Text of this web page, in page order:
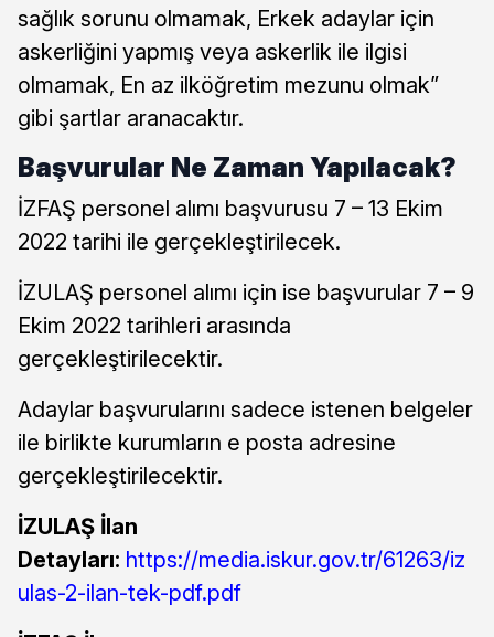
sağlık sorunu olmamak, Erkek adaylar için
askerliğini yapmış veya askerlik ile ilgisi
olmamak, En az ilköğretim mezunu olmak”
gibi şartlar aranacaktır.
Başvurular Ne Zaman Yapılacak?
İZFAŞ personel alımı başvurusu 7 – 13 Ekim
2022 tarihi ile gerçekleştirilecek.
İZULAŞ personel alımı için ise başvurular 7 – 9
Ekim 2022 tarihleri arasında
gerçekleştirilecektir.
Adaylar başvurularını sadece istenen belgeler
ile birlikte kurumların e posta adresine
gerçekleştirilecektir.
İZULAŞ İlan
Detayları: https://media.iskur.gov.tr/61263/iz
ulas-2-ilan-tek-pdf.pdf